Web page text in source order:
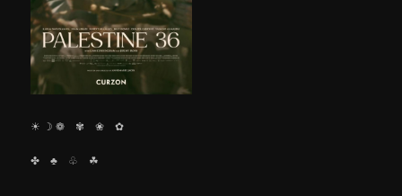
☀︎ ☽ ❁ ✾ ❀ ✿
✤ ♣︎ ♧ ☘︎